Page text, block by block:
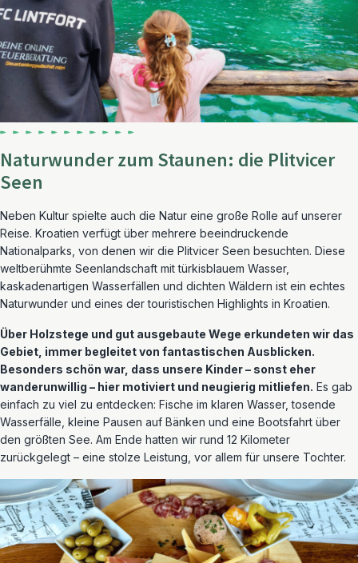
Naturwunder zum Staunen: die Plitvicer
Seen
Neben Kultur spielte auch die Natur eine große Rolle auf unserer
Reise. Kroatien verfügt über mehrere beeindruckende
Nationalparks, von denen wir die Plitvicer Seen besuchten. Diese
weltberühmte Seenlandschaft mit türkisblauem Wasser,
kaskadenartigen Wasserfällen und dichten Wäldern ist ein echtes
Naturwunder und eines der touristischen Highlights in Kroatien.
Über Holzstege und gut ausgebaute Wege erkundeten wir das
Gebiet, immer begleitet von fantastischen Ausblicken.
Besonders schön war, dass unsere Kinder – sonst eher
wanderunwillig – hier motiviert und neugierig mitliefen. Es gab
einfach zu viel zu entdecken: Fische im klaren Wasser, tosende
Wasserfälle, kleine Pausen auf Bänken und eine Bootsfahrt über
den größten See. Am Ende hatten wir rund 12 Kilometer
zurückgelegt – eine stolze Leistung, vor allem für unsere Tochter.